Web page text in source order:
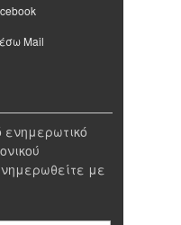
Mail
ενημερωτικό
με